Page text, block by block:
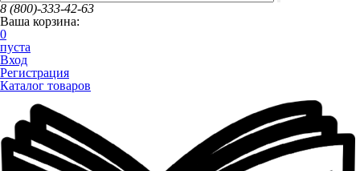
8 (800)-333-42-63
Ваша корзина:
0
пуста
Вход
Регистрация
Каталог товаров